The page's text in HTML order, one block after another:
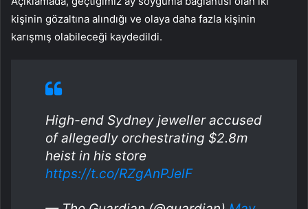
kişinin gözaltına alındığı ve olaya daha fazla kişinin
karışmış olabileceği kaydedildi.
High-end Sydney jeweller accused
of allegedly orchestrating $2.8m
heist in his store
https://t.co/RZgAnPJelF